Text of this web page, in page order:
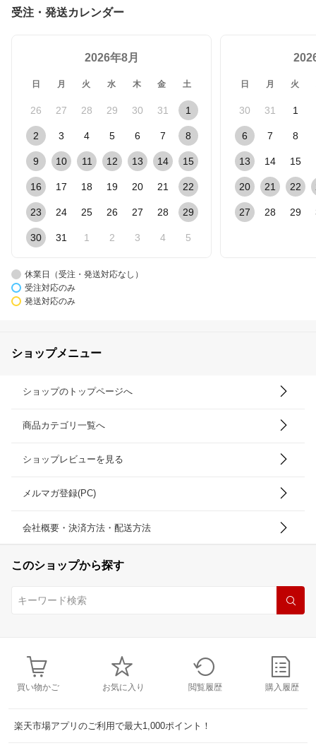
受注・発送カレンダー
2026年8月
日 月 火 水 木 金 土
26 27 28 29 30 31 1
2 3 4 5 6 7 8
9 10 11 12 13 14 15
16 17 18 19 20 21 22
23 24 25 26 27 28 29
30 31 1 2 3 4 5
日 月 火
30 31 1
6 7 8
13 14 15
20 21 22
27 28 29
休業日（受注・発送対応なし）
受注対応のみ
発送対応のみ
ショップメニュー
ショップのトップページへ
商品カテゴリ一覧へ
ショップレビューを見る
メルマガ登録(PC)
会社概要・決済方法・配送方法
このショップから探す
買い物かご お気に入り 閲覧履歴 購入履歴
楽天市場アプリのご利用で最大1,000ポイント！